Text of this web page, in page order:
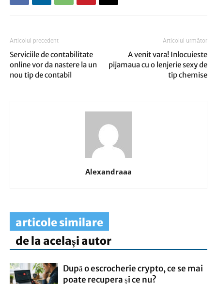
Articolul precedent
Serviciile de contabilitate
online vor da nastere la un
nou tip de contabil
Articolul următor
A venit vara! Inlocuieste
pijamaua cu o lenjerie sexy de
tip chemise
Alexandraaa
articole similare
de la același autor
După o escrocherie crypto, ce se mai
poate recupera și ce nu?